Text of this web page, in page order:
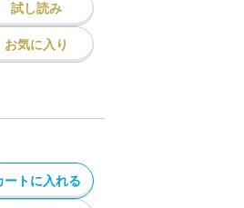
試し読み
お気に入り
ートに入れる